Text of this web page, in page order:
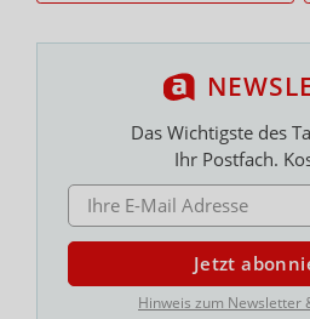
Das Wichtigste des
Ihr Postfach.
E-MAIL ADRESSE
Jetzt
Hinweis zum Newsletter